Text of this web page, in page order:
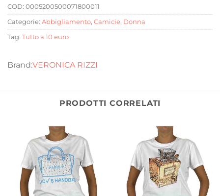
COD: 0005200500071800011
Categorie: Abbigliamento, Camicie, Donna
Tag: Tutto a 10 euro
VERONICA RIZZI
PRODOTTI CORRELATI